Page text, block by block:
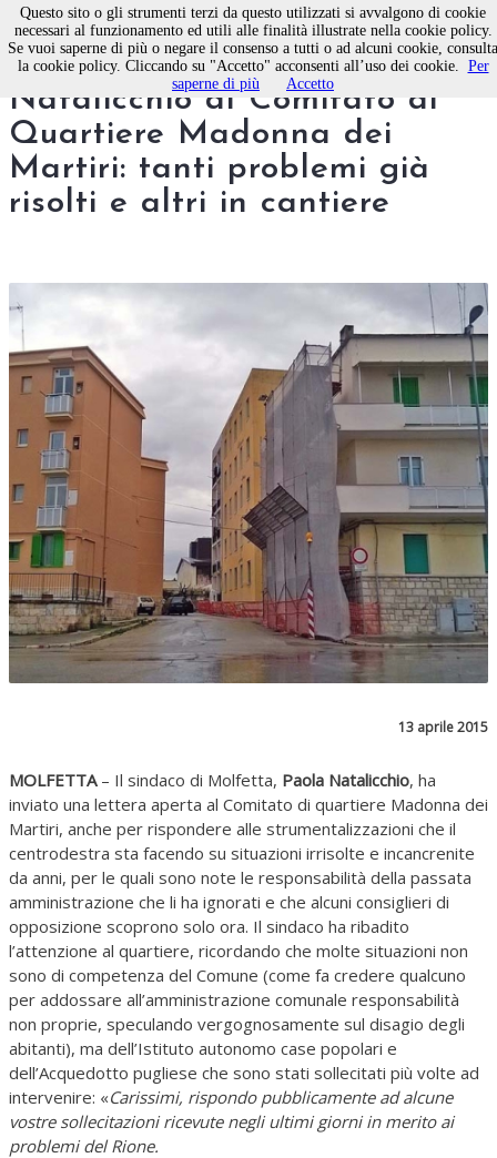
Il sindaco di Molfetta
Natalicchio al Comitato di
Quartiere Madonna dei
Martiri: tanti problemi già
risolti e altri in cantiere
13 aprile 2015
MOLFETTA– Il sindaco di Molfetta, Paola Natalicchio, ha
inviato una lettera aperta al Comitato di quartiere Madonna dei
Martiri, anche per rispondere alle strumentalizzazioni che il
centrodestra sta facendo su situazioni irrisolte e incancrenite
da anni, per le quali sono note le responsabilità della passata
amministrazione che li ha ignorati e che alcuni consiglieri di
opposizione scoprono solo ora. Il sindaco ha ribadito
l’attenzione al quartiere, ricordando che molte situazioni non
sono di competenza del Comune (come fa credere qualcuno
per addossare all’amministrazione comunale responsabilità
non proprie, speculando vergognosamente sul disagio degli
abitanti), ma dell’Istituto autonomo case popolari e
dell’Acquedotto pugliese che sono stati sollecitati più volte ad
intervenire: «Carissimi, rispondo pubblicamente ad alcune
vostre sollecitazioni ricevute negli ultimi giorni in merito ai
problemi del Rione.
Questo sito o gli strumenti terzi da questo utilizzati si avvalgono di cookie
necessari al funzionamento ed utili alle finalità illustrate nella cookie policy.
Se vuoi saperne di più o negare il consenso a tutti o ad alcuni cookie, consulta
la cookie policy. Cliccando su "Accetto" acconsenti all’uso dei cookie. Per
saperne di più
Accetto